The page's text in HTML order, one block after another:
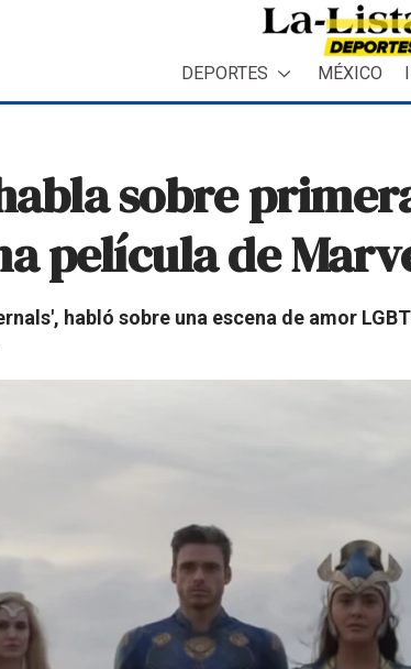
DEPORTES MÉXICO
sobre
película de
habló sobre una escena de amor